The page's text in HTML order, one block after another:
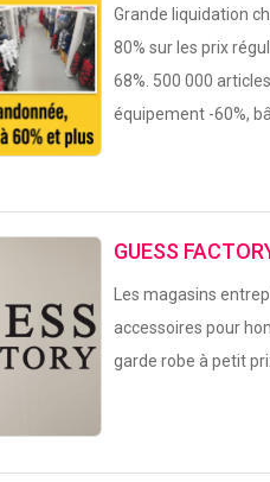
Grande liquidation
80% sur les prix
68%. 500 000
équipement -60%,
GUESS
Les magasins
accessoires pour
garde robe à petit